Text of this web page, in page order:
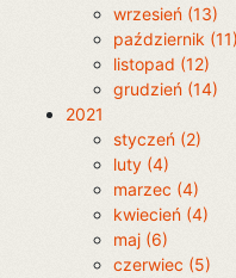
wrzesień (13)
październik (11)
listopad (12)
grudzień (14)
2021
styczeń (2)
luty (4)
marzec (4)
kwiecień (4)
maj (6)
czerwiec (5)